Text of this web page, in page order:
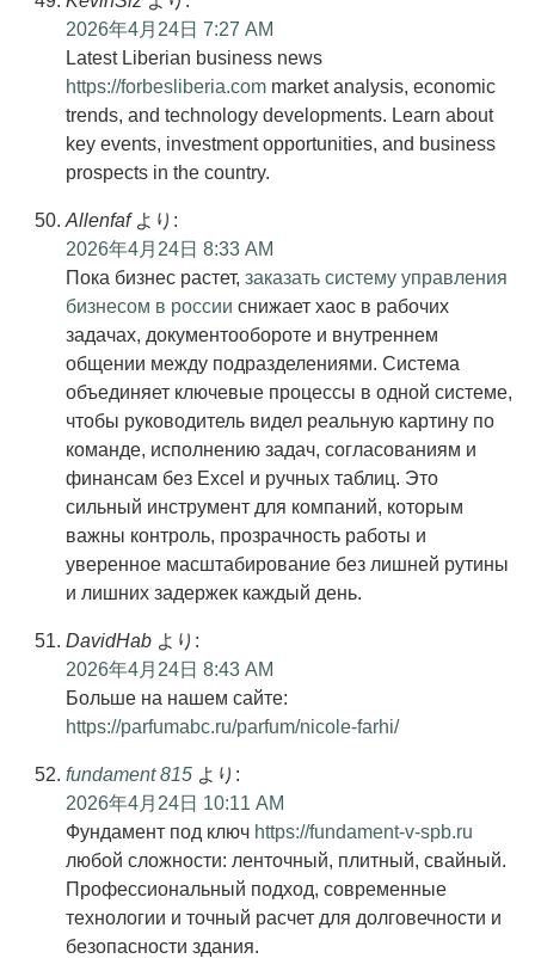
2026年4月24日 7:27 AM
Latest Liberian business news
https://forbesliberia.com market analysis, economic
trends, and technology developments. Learn about
key events, investment opportunities, and business
prospects in the country.
Allenfaf より:
2026年4月24日 8:33 AM
Пока бизнес растет, заказать систему управления
бизнесом в россии снижает хаос в рабочих
задачах, документообороте и внутреннем
общении между подразделениями. Система
объединяет ключевые процессы в одной системе,
чтобы руководитель видел реальную картину по
команде, исполнению задач, согласованиям и
финансам без Excel и ручных таблиц. Это
сильный инструмент для компаний, которым
важны контроль, прозрачность работы и
уверенное масштабирование без лишней рутины
и лишних задержек каждый день.
DavidHab より:
2026年4月24日 8:43 AM
Больше на нашем сайте:
https://parfumabc.ru/parfum/nicole-farhi/
fundament 815 より:
2026年4月24日 10:11 AM
Фундамент под ключ https://fundament-v-spb.ru
любой сложности: ленточный, плитный, свайный.
Профессиональный подход, современные
технологии и точный расчет для долговечности и
безопасности здания.